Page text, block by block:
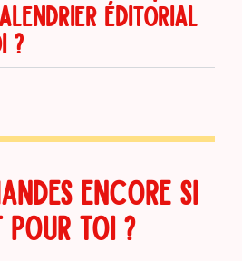
ÉDITORIAL
?
ENCORE SI
POUR TOI ?